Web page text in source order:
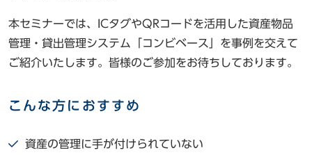
本セミナーでは、ICタグやQRコードを活用した資産物品
管理・貸出管理システム「コンビベース」を事例を交えて
ご紹介いたします。皆様のご参加をお待ちしております。
こんな方におすすめ
資産の管理に手が付けられていない